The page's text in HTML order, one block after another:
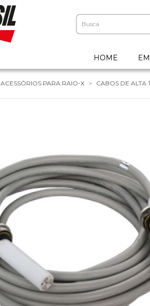
HOME
ACESSÓRIOS PARA RAIO-X CABOS DE ALTA